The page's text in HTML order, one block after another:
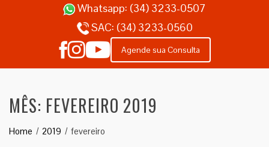
Whatsapp: (34) 3233-0507
SAC: (34) 3233-0560
Agende sua Consulta
MÊS: FEVEREIRO 2019
Home 2019 fevereiro